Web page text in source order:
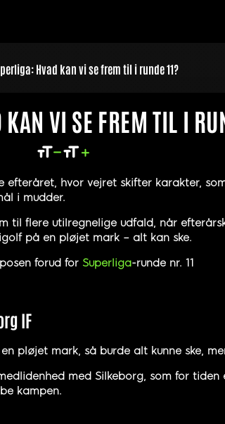
Hvad kan vi se frem til i runde 11?
VI SE FREM TIL I
hvor vejret skifter karakter,
i mudder.
til flere utilregnelige udfald, når
på en pløjet mark – alt kan ske.
forud for Superliga-runde nr. 11
IF
pløjet mark, så burde alt kunne ske,
med Silkeborg, som for
kampen.